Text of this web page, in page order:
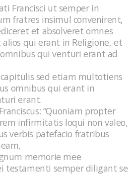
Francisci ut semper in
fratres insimul convenirent,
et absolveret omnes
qui erant in Religione, et
qui venturi erant ad
sed etiam multotiens
omnibus qui erant in
erant.
“Quoniam propter
infirmitatis loqui non valeo,
verbis patefacio fratribus
memorie mee
testamenti semper diligant se